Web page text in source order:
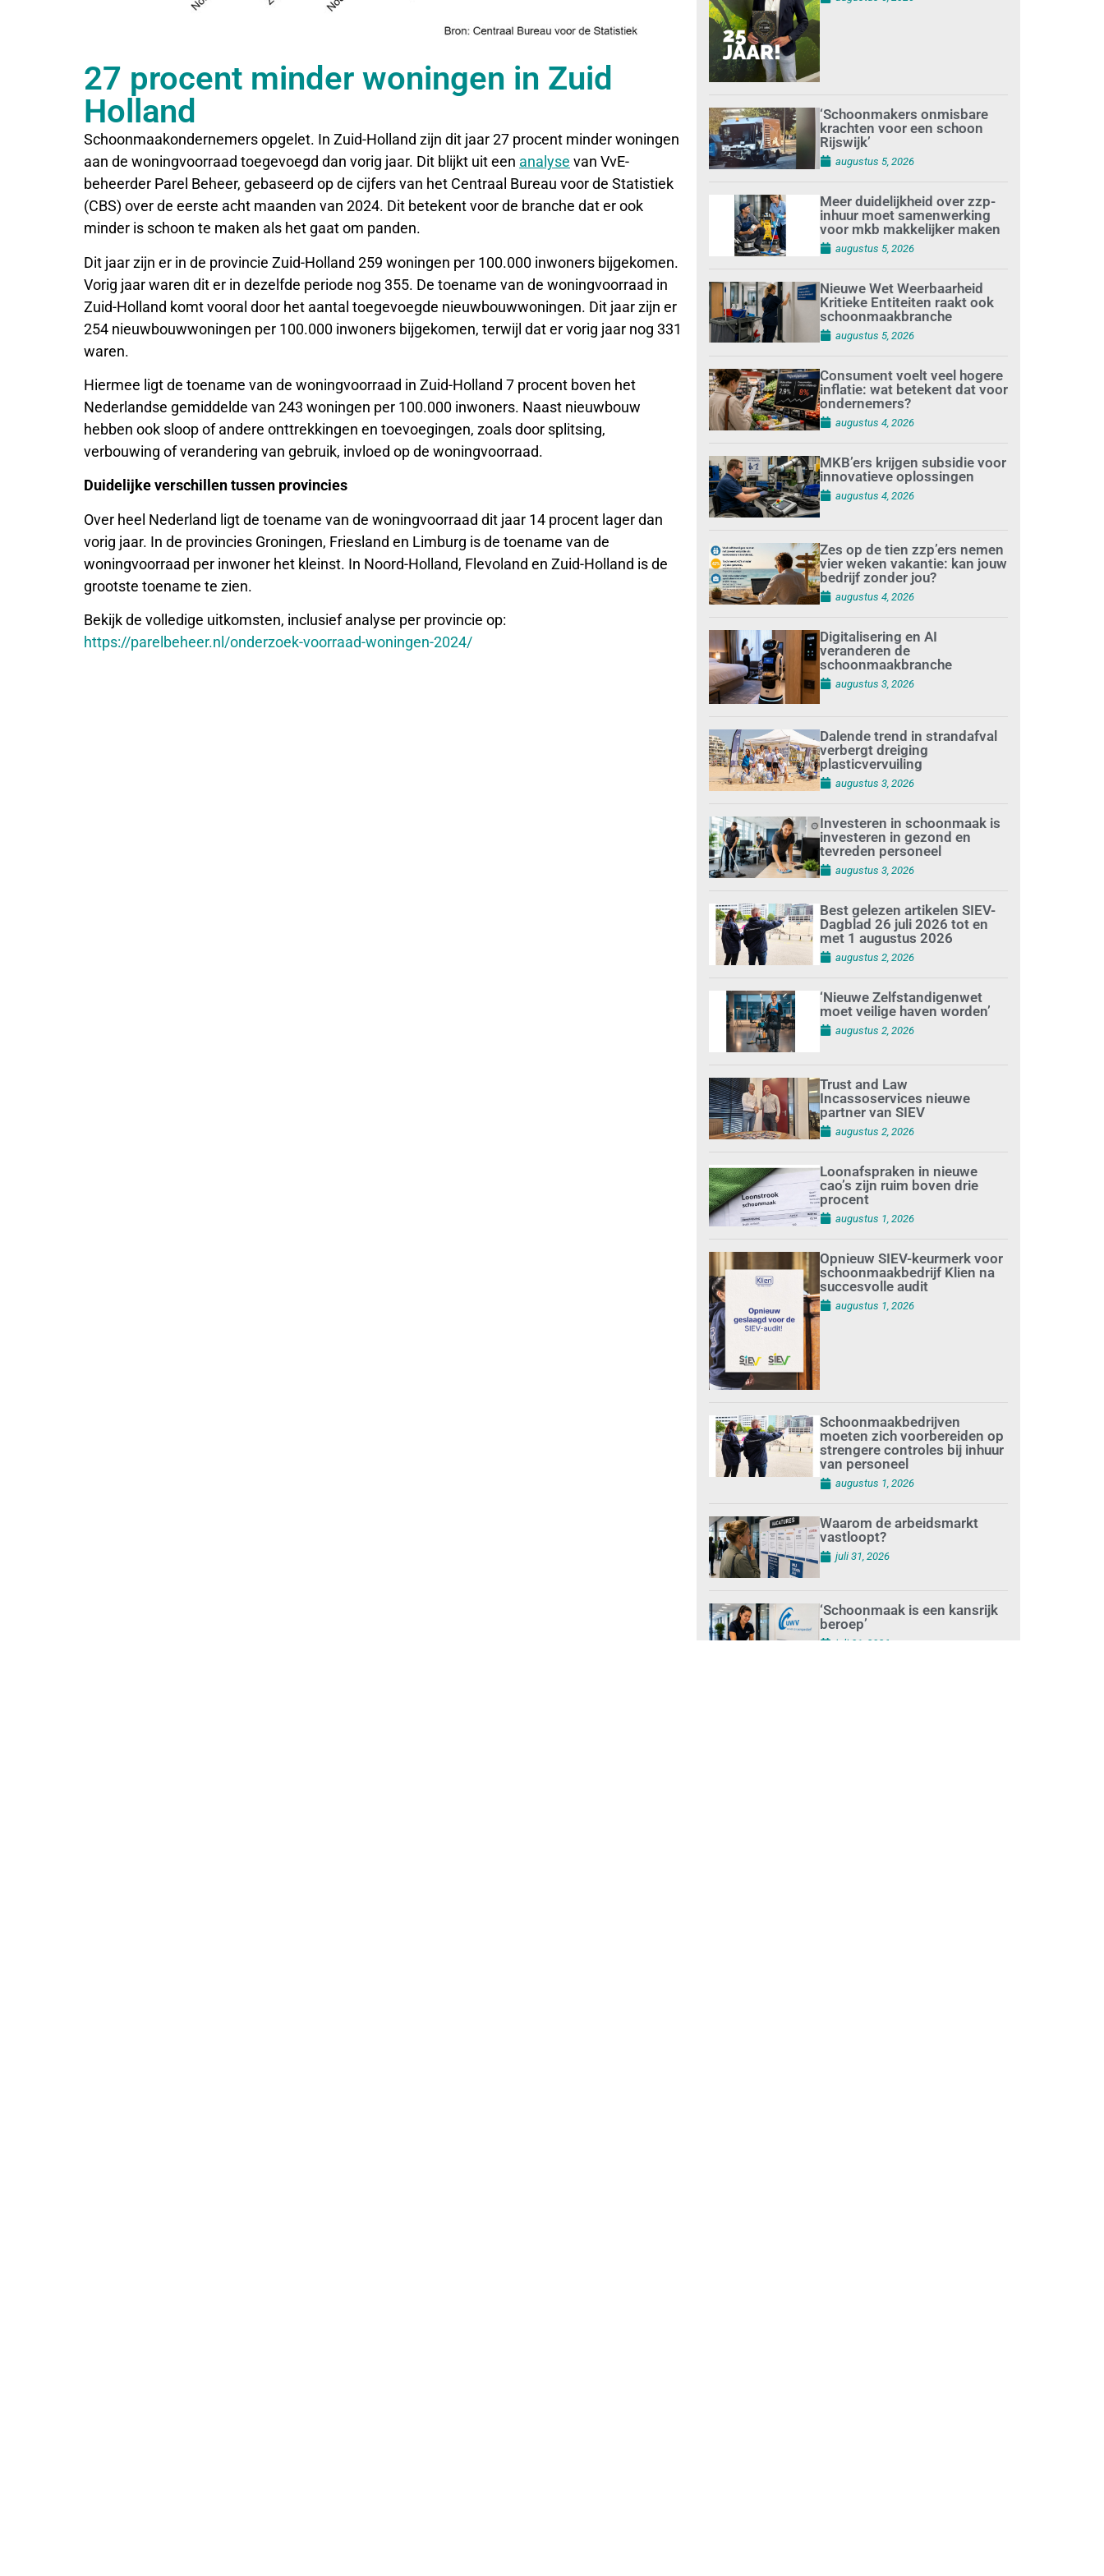
27 procent minder woningen in Zuid
Holland
Schoonmaakondernemers opgelet. In Zuid-Holland zijn dit jaar 27 procent minder woningen
aan de woningvoorraad toegevoegd dan vorig jaar. Dit blijkt uit een analyse van VvE-
beheerder Parel Beheer, gebaseerd op de cijfers van het Centraal Bureau voor de Statistiek
(CBS) over de eerste acht maanden van 2024. Dit betekent voor de branche dat er ook
minder is schoon te maken als het gaat om panden.
Dit jaar zijn er in de provincie Zuid-Holland 259 woningen per 100.000 inwoners bijgekomen.
Vorig jaar waren dit er in dezelfde periode nog 355. De toename van de woningvoorraad in
Zuid-Holland komt vooral door het aantal toegevoegde nieuwbouwwoningen. Dit jaar zijn er
254 nieuwbouwwoningen per 100.000 inwoners bijgekomen, terwijl dat er vorig jaar nog 331
waren.
Hiermee ligt de toename van de woningvoorraad in Zuid-Holland 7 procent boven het
Nederlandse gemiddelde van 243 woningen per 100.000 inwoners. Naast nieuwbouw
hebben ook sloop of andere onttrekkingen en toevoegingen, zoals door splitsing,
verbouwing of verandering van gebruik, invloed op de woningvoorraad.
Duidelijke verschillen tussen provincies
Over heel Nederland ligt de toename van de woningvoorraad dit jaar 14 procent lager dan
vorig jaar. In de provincies Groningen, Friesland en Limburg is de toename van de
woningvoorraad per inwoner het kleinst. In Noord-Holland, Flevoland en Zuid-Holland is de
grootste toename te zien.
Bekijk de volledige uitkomsten, inclusief analyse per provincie op:
https://parelbeheer.nl/onderzoek-voorraad-woningen-2024/
‘Schoonmakers onmisbare
krachten voor een schoon
Rijswijk’
augustus 5, 2026
Meer duidelijkheid over zzp-
inhuur moet samenwerking
voor mkb makkelijker maken
augustus 5, 2026
Nieuwe Wet Weerbaarheid
Kritieke Entiteiten raakt ook
schoonmaakbranche
augustus 5, 2026
Consument voelt veel hogere
inflatie: wat betekent dat voor
ondernemers?
augustus 4, 2026
MKB’ers krijgen subsidie voor
innovatieve oplossingen
augustus 4, 2026
Zes op de tien zzp’ers nemen
vier weken vakantie: kan jouw
bedrijf zonder jou?
augustus 4, 2026
Digitalisering en AI
veranderen de
schoonmaakbranche
augustus 3, 2026
Dalende trend in strandafval
verbergt dreiging
plasticvervuiling
augustus 3, 2026
Investeren in schoonmaak is
investeren in gezond en
tevreden personeel
augustus 3, 2026
Best gelezen artikelen SIEV-
Dagblad 26 juli 2026 tot en
met 1 augustus 2026
augustus 2, 2026
‘Nieuwe Zelfstandigenwet
moet veilige haven worden’
augustus 2, 2026
Trust and Law
Incassoservices nieuwe
partner van SIEV
augustus 2, 2026
Loonafspraken in nieuwe
cao’s zijn ruim boven drie
procent
augustus 1, 2026
Opnieuw SIEV-keurmerk voor
schoonmaakbedrijf Klien na
succesvolle audit
augustus 1, 2026
Schoonmaakbedrijven
moeten zich voorbereiden op
strengere controles bij inhuur
van personeel
augustus 1, 2026
Waarom de arbeidsmarkt
vastloopt?
juli 31, 2026
‘Schoonmaak is een kansrijk
beroep’
juli 31, 2026